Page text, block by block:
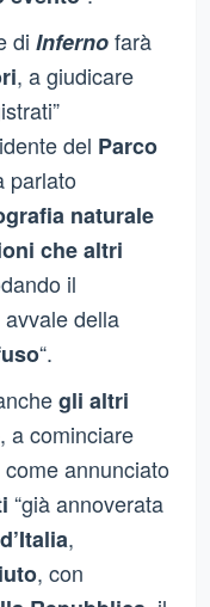
di Infernofarà
, a giudicare
del Parco
parlato
naturale
che altri
il
della
“.
gli altri
, a cominciare
come annunciato
“già annoverata
,
, con